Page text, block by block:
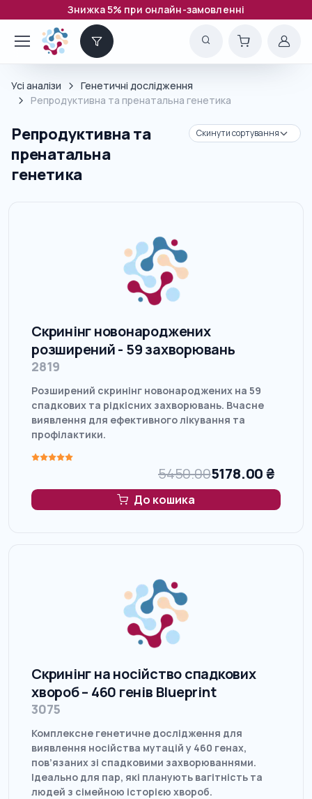
Знижка 5% при онлайн-замовленні
Усі аналізи
Генетичні дослідження
Репродуктивна та пренатальна генетика
Репродуктивна та
пренатальна
генетика
Скринінг новонароджених
розширений - 59 захворювань
2819
Розширений скринінг новонароджених на 59
спадкових та рідкісних захворювань. Вчасне
виявлення для ефективного лікування та
профілактики.
5450.005178.00₴
До кошика
Скринінг на носійство спадкових
хвороб – 460 генів Blueprint
3075
Комплексне генетичне дослідження для
виявлення носійства мутацій у 460 генах,
пов’язаних зі спадковими захворюваннями.
Ідеально для пар, які планують вагітність та
людей з сімейною історією хвороб.